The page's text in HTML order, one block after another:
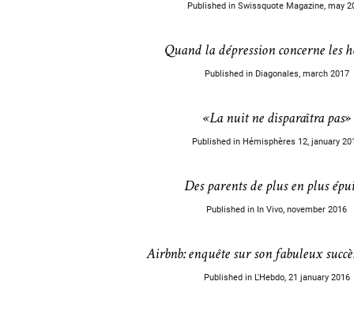
Published in Swissquote Magazine, may
Quand la dépression concerne les
Published in Diagonales, march 2017
«La nuit ne disparaîtra pas»
Published in Hémisphères 12, january
Des parents de plus en plus
Published in In Vivo, november 2016
Airbnb: enquête sur son fabuleux
Published in L'Hebdo, 21 january 2016